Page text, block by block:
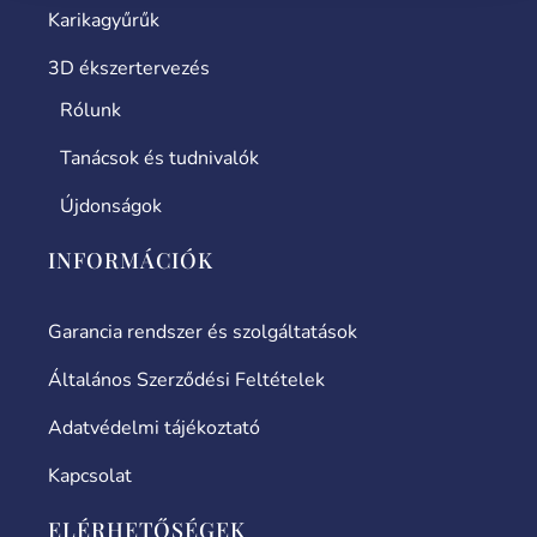
Karikagyűrűk
3D ékszertervezés
Rólunk
Tanácsok és tudnivalók
Újdonságok
INFORMÁCIÓK
Garancia rendszer és szolgáltatások
Általános Szerződési Feltételek
Adatvédelmi tájékoztató
Kapcsolat
ELÉRHETŐSÉGEK